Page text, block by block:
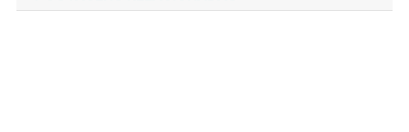
Post